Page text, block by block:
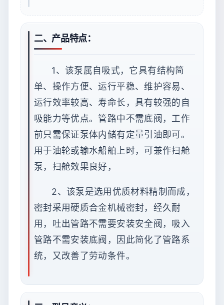
二、产品特点：
1、该泵属自吸式，它具有结构简
单、操作方便、运行平稳、维护容易、
运行效率较高、寿命长，具有较强的自
吸能力等优点。管路中不需底阀，工作
前只需保证泵体内储有定量引油即可。
用于油轮或输水船舶上时，可兼作扫舱
泵，扫舱效果良好，
2、该泵是选用优质材料精制而成，
密封采用硬质合金机械密封，经久耐
用，吐出管路不需要安装安全阀，吸入
管路不需安装底阀，因此简化了管路系
统，又改善了劳动条件。